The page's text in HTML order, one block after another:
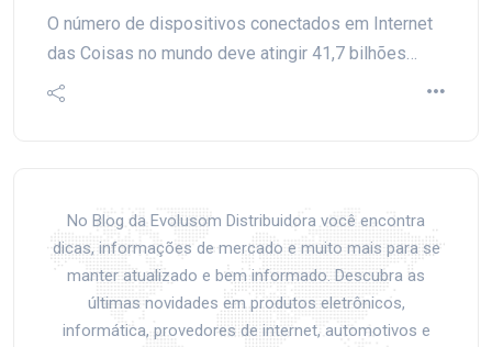
O número de dispositivos conectados em Internet
das Coisas no mundo deve atingir 41,7 bilhões…
No Blog da Evolusom Distribuidora você encontra
dicas, informações de mercado e muito mais para se
manter atualizado e bem informado. Descubra as
últimas novidades em produtos eletrônicos,
informática, provedores de internet, automotivos e